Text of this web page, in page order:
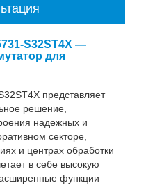
S32ST4X —
для
представляет
решение,
надежных и
секторе,
и центрах обработки
в себе высокую
функции